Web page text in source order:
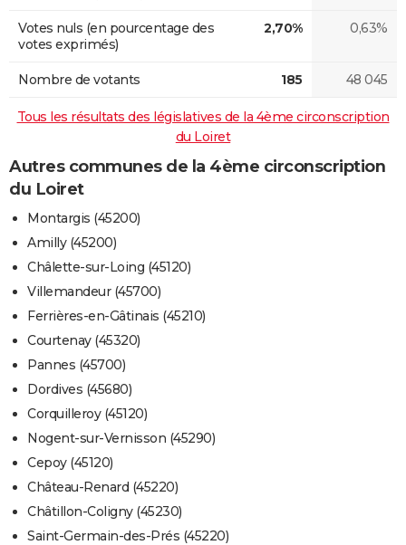
Votes nuls (en pourcentage des
votes exprimés)
2,70% 0,63%
Nombre de votants 185 48 045
Tous les résultats des législatives de la 4ème circonscription
du Loiret
Autres communes de la 4ème circonscription
du Loiret
Montargis (45200)
Amilly (45200)
Châlette-sur-Loing (45120)
Villemandeur (45700)
Ferrières-en-Gâtinais (45210)
Courtenay (45320)
Pannes (45700)
Dordives (45680)
Corquilleroy (45120)
Nogent-sur-Vernisson (45290)
Cepoy (45120)
Château-Renard (45220)
Châtillon-Coligny (45230)
Saint-Germain-des-Prés (45220)